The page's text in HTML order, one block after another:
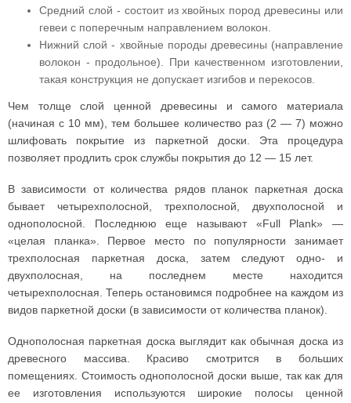
Средний слой - состоит из хвойных пород древесины или
гевеи с поперечным направлением волокон.
Нижний слой - хвойные породы древесины (направление
волокон - продольное). При качественном изготовлении,
такая конструкция не допускает изгибов и перекосов.
Чем толще слой ценной древесины и самого материала
(начиная с 10 мм), тем большее количество раз (2 — 7) можно
шлифовать покрытие из паркетной доски. Эта процедура
позволяет продлить срок службы покрытия до 12 — 15 лет.
В зависимости от количества рядов планок паркетная доска
бывает четырехполосной, трехполосной, двухполосной и
однополосной. Последнюю еще называют «Full Plank» —
«целая планка». Первое место по популярности занимает
трехполосная паркетная доска, затем следуют одно- и
двухполосная, на последнем месте находится
четырехполосная. Теперь остановимся подробнее на каждом из
видов паркетной доски (в зависимости от количества планок).
Однополосная паркетная доска выглядит как обычная доска из
древесного массива. Красиво смотрится в больших
помещениях. Стоимость однополосной доски выше, так как для
ее изготовления используются широкие полосы ценной